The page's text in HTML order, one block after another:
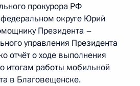
прокурора РФ
округе Юрий
Президента –
управления Президента
отчёт о ходе выполнения
итогам работы мобильной
в Благовещенске.